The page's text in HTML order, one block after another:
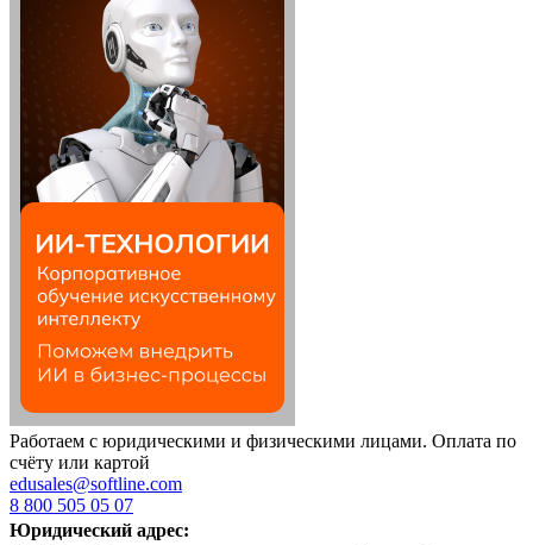
Работаем с юридическими и физическими лицами. Оплата по
счёту или картой
edusales@softline.com
8 800 505 05 07
Юридический адрес: